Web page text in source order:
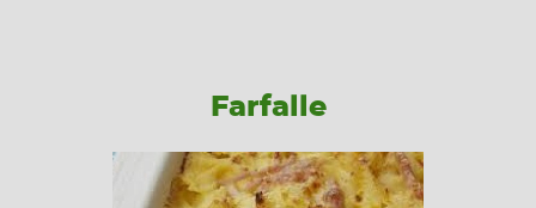
Farfalle